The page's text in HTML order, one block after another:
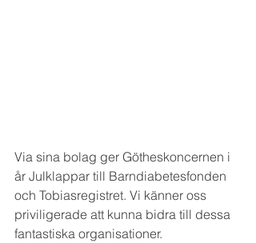
Via sina bolag ger Götheskoncernen i
år Julklappar till Barndiabetesfonden
och Tobiasregistret. Vi känner oss
priviligerade att kunna bidra till dessa
fantastiska organisationer.